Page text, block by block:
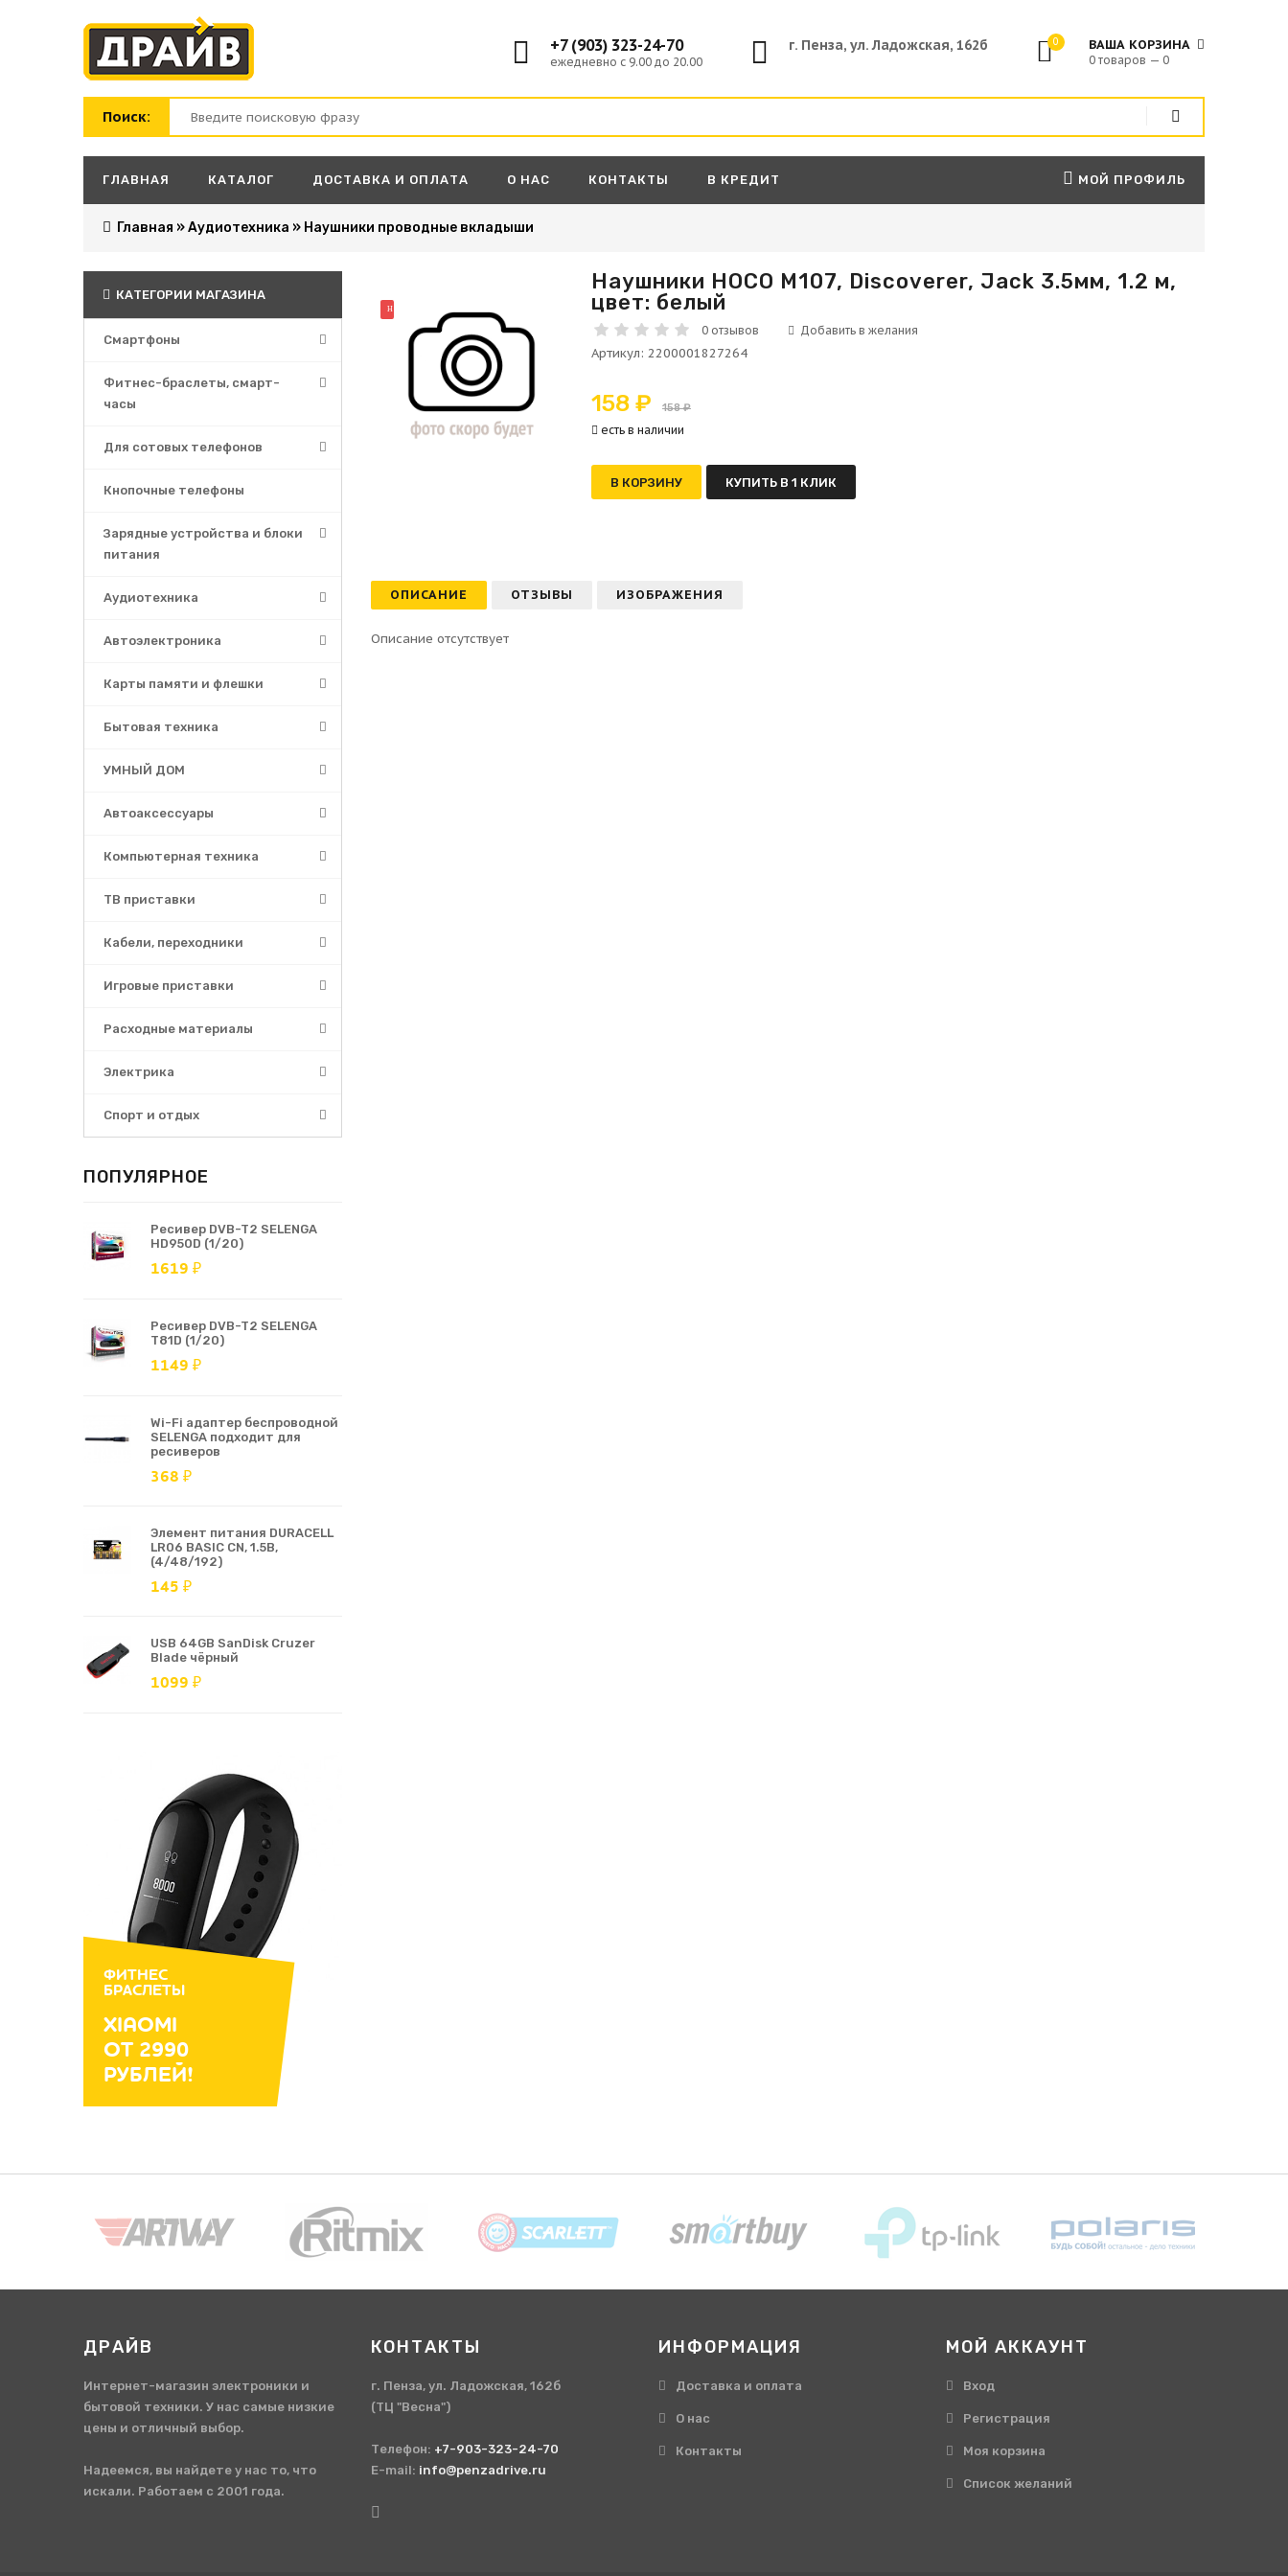
+7 (903) 323-24-70
ежедневно с 9.00 до 20.00
г. Пенза, ул. Ладожская, 162б 0 ВАША КОРЗИНА
0 товаров — 0
МОЙ ПРОФИЛЬ
Поиск:
ГЛАВНАЯ КАТАЛОГ ДОСТАВКА И ОПЛАТА О НАС КОНТАКТЫ В КРЕДИТ
Главная »Аудиотехника » Наушники проводные вкладыши
НОВИНКА
Наушники HOCO M107, Discoverer, Jack 3.5мм, 1.2 м,
цвет: белый
0 отзывов
Артикул: 2200001827264
158 ₽ 158 ₽
есть в наличии
В КОРЗИНУ КУПИТЬ В 1 КЛИК
ОПИСАНИЕ ОТЗЫВЫ ИЗОБРАЖЕНИЯ
Описание отсутствует
КАТЕГОРИИ МАГАЗИНА
Смартфоны
Фитнес-браслеты, смарт-
часы
Для сотовых телефонов
Кнопочные телефоны
Зарядные устройства и блоки
питания
Аудиотехника
Автоэлектроника
Карты памяти и флешки
Бытовая техника
УМНЫЙ ДОМ
Автоаксессуары
Компьютерная техника
ТВ приставки
Кабели, переходники
Игровые приставки
Расходные материалы
Электрика
Спорт и отдых
ПОПУЛЯРНОЕ
Ресивер DVB-T2 SELENGA
HD950D (1/20)
1619 ₽
Ресивер DVB-T2 SELENGA
T81D (1/20)
1149 ₽
Wi-Fi адаптер беспроводной
SELENGA подходит для
ресиверов
368 ₽
Элемент питания DURACELL
LR06 BASIC CN, 1.5В,
(4/48/192)
145 ₽
USB 64GB SanDisk Cruzer
Blade чёрный
1099 ₽
ФИТНЕС
БРАСЛЕТЫ
XIAOMI
ОТ 2990
РУБЛЕЙ!
ДРАЙВ
Интернет-магазин электроники и
бытовой техники. У нас самые низкие
цены и отличный выбор.
Надеемся, вы найдете у нас то, что
искали. Работаем с 2001 года.
КОНТАКТЫ
г. Пенза, ул. Ладожская, 162б
(ТЦ "Весна")
Телефон: +7-903-323-24-70
E-mail: info@penzadrive.ru
ИНФОРМАЦИЯ
Доставка и оплата
О нас
Контакты
МОЙ АККАУНТ
Вход
Регистрация
Моя корзина
Cписок желаний